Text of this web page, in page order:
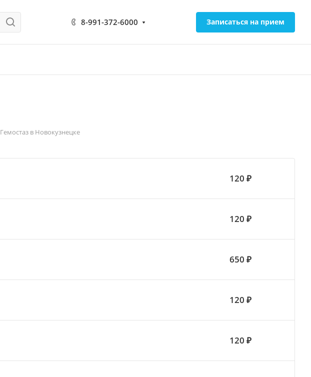
8-991-372-6000 Записаться на прием
Гемостаз в Новокузнецке
120 ₽
120 ₽
650 ₽
120 ₽
120 ₽